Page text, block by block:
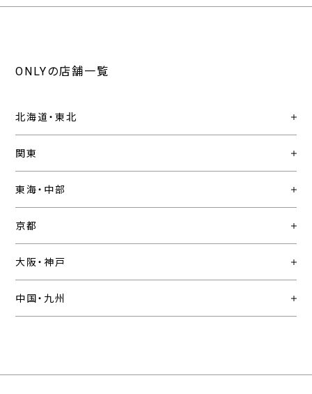
ONLYの店舗一覧
北海道・東北
関東
東海・中部
京都
大阪・神戸
中国・九州